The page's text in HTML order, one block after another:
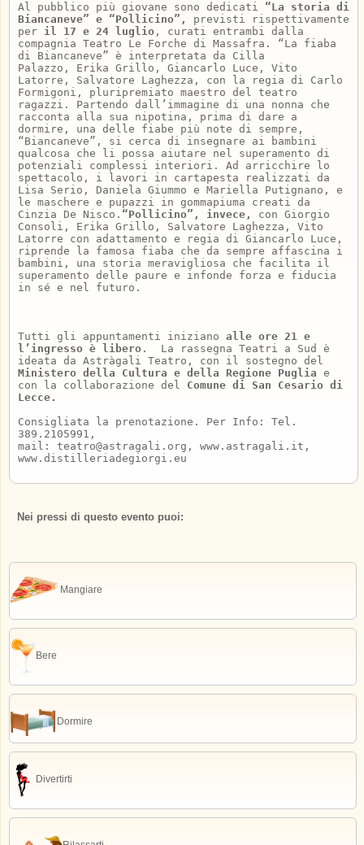
Al pubblico più giovane sono dedicati “La storia di
Biancaneve” e “Pollicino”,
previsti rispettivamente
per il 17 e 24 luglio , curati entrambi dalla
compagnia Teatro Le Forche di Massafra. “La fiaba
di Biancaneve” è interpretata da Cilla
Palazzo, Erika Grillo, Giancarlo Luce, Vito
Latorre, Salvatore Laghezza, con la regia di Carlo
Formigoni, pluripremiato maestro del teatro
ragazzi. Partendo dall’immagine di una nonna che
racconta alla sua nipotina, prima di dare a
dormire, una delle fiabe più note di sempre,
“Biancaneve”, si cerca di insegnare ai bambini
qualcosa che li possa aiutare nel superamento di
potenziali complessi interiori. Ad arricchire lo
spettacolo, i lavori in cartapesta realizzati da
Lisa Serio, Daniela Giummo e Mariella Putignano, e
le maschere e pupazzi in gommapiuma creati da
Cinzia De Nisco. “Pollicino”, invece,
con Giorgio
Consoli, Erika Grillo, Salvatore Laghezza, Vito
Latorre con adattamento e regia di Giancarlo Luce,
riprende la famosa fiaba che da sempre affascina i
bambini, una storia meravigliosa che facilita il
superamento delle paure e infonde forza e fiducia
in sé e nel futuro.
Tutti gli appuntamenti iniziano alle ore 21 e
l’ingresso è libero . La rassegna Teatri a Sud è
ideata da Astràgali Teatro, con il sostegno del
Ministero della Cultura e della Regione Puglia e
con la collaborazione del Comune di San Cesario di
Lecce.
Consigliata la prenotazione. Per Info: Tel.
389.2105991,
mail: teatro@astragali.org, www.astragali.it,
www.distilleriadegiorgi.eu
Nei pressi di questo evento puoi:
Mangiare
Bere
Dormire
Divertirti